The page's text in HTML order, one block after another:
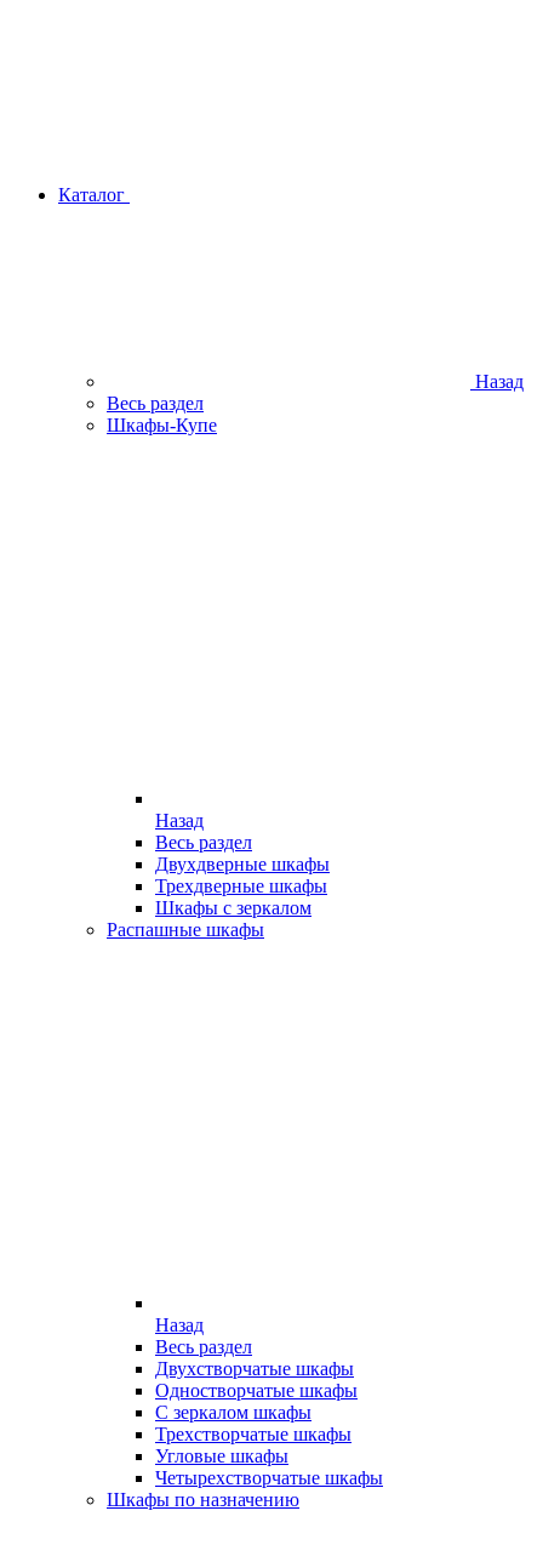
Каталог
Назад
Весь раздел
Шкафы-Купе
Назад
Весь раздел
Двухдверные шкафы
Трехдверные шкафы
Шкафы с зеркалом
Распашные шкафы
Назад
Весь раздел
Двухстворчатые шкафы
Одностворчатые шкафы
С зеркалом шкафы
Трехстворчатые шкафы
Угловые шкафы
Четырехстворчатые шкафы
Шкафы по назначению